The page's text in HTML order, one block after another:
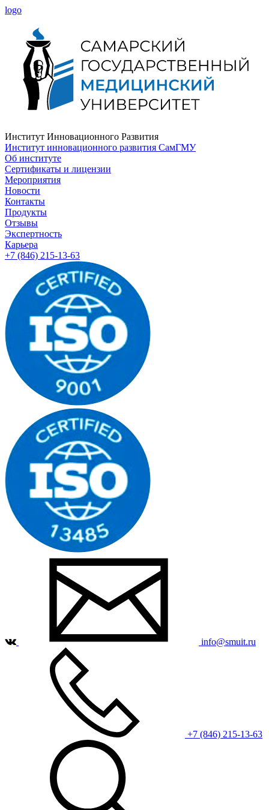
logo
Институт Инновационного Развития
Институт инновационного развития СамГМУ
Об институте
Сертификаты и лицензии
Мероприятия
Новости
Контакты
Продукты
Отзывы
Экспертность
Карьера
+7 (846) 215-13-63
info@smuit.ru
+7 (846) 215-13-63